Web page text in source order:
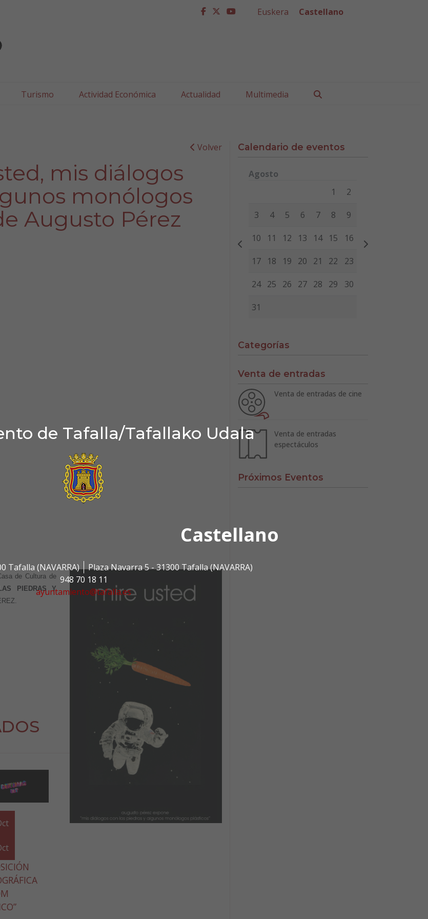
de Tafalla/Tafallako Udala
Castellano
Tafalla (NAVARRA)
Plaza Navarra 5 - 31300 Tafalla (NAVARRA)
948 70 18 11
ayuntamiento@tafalla.es
facebook
twitter
youtube
Euskera Castellano
Turismo Actividad Económica Actualidad Multimedia
Volver
mis diálogos
monólogos
Augusto Pérez
de Cultura de
PIEDRAS Y
Calendario de eventos
Agosto
Miércoles Jueves
1 2
3 4 5 6 7 8 9
10 11 12 13 14 15 16
17 18 19 20 21 22 23
24 25 26 27 28 29 30
31
Categorías
Venta de entradas
Venta de entradas de cine
Venta de entradas
espectáculos
Próximos Eventos